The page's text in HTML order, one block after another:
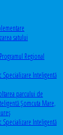
satului
Regional
Specializare Inteligentă
parcului de
Șomcuta Mare,
Specializare Inteligentă